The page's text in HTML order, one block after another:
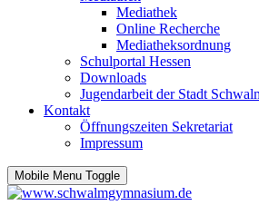
Mediathek
Online Recherche
Mediatheksordnung
Schulportal Hessen
Downloads
Jugendarbeit der Stadt
Kontakt
Öffnungszeiten Sekretariat
Impressum
Mobile Menu Toggle